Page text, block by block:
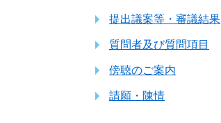
提出議案等・審議結果
質問者及び質問項目
傍聴のご案内
請願・陳情